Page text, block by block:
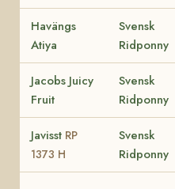
Havängs
Atiya
Svensk
Ridponny
Jacobs Juicy
Fruit
Svensk
Ridponny
Javisst RP
1373 H
Svensk
Ridponny